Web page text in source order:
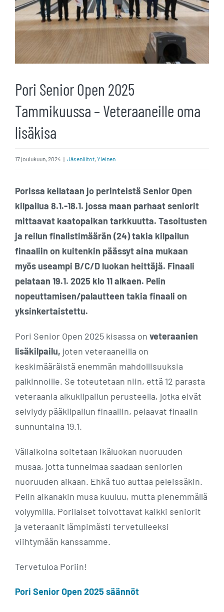
Pori Senior Open 2025
Tammikuussa – Veteraaneille oma
lisäkisa
17 joulukuun, 2024 | Jäsenliitot, Yleinen
Porissa keilataan jo perinteistä Senior Open
kilpailua 8.1.-18.1. jossa maan parhaat seniorit
mittaavat kaatopaikan tarkkuutta. Tasoitusten
ja reilun finalistimäärän (24) takia kilpailun
finaaliin on kuitenkin päässyt aina mukaan
myös useampi B/C/D luokan heittäjä. Finaali
pelataan 19.1. 2025 klo 11 alkaen. Pelin
nopeuttamisen/palautteen takia finaali on
yksinkertaistettu.
Pori Senior Open 2025 kisassa on veteraanien
lisäkilpailu, joten veteraaneilla on
keskimääräistä enemmän mahdollisuuksia
palkinnoille. Se toteutetaan niin, että 12 parasta
veteraania alkukilpailun perusteella, jotka eivät
selviydy pääkilpailun finaaliin, pelaavat finaalin
sunnuntaina 19.1.
Väliaikoina soitetaan ikäluokan nuoruuden
musaa, jotta tunnelmaa saadaan seniorien
nuoruuden aikaan. Ehkä tuo auttaa peleissäkin.
Pelin aikanakin musa kuuluu, mutta pienemmällä
volyymilla. Porilaiset toivottavat kaikki seniorit
ja veteraanit lämpimästi tervetulleeksi
viihtymään kanssamme.
Tervetuloa Poriin!
Pori Senior Open 2025 säännöt